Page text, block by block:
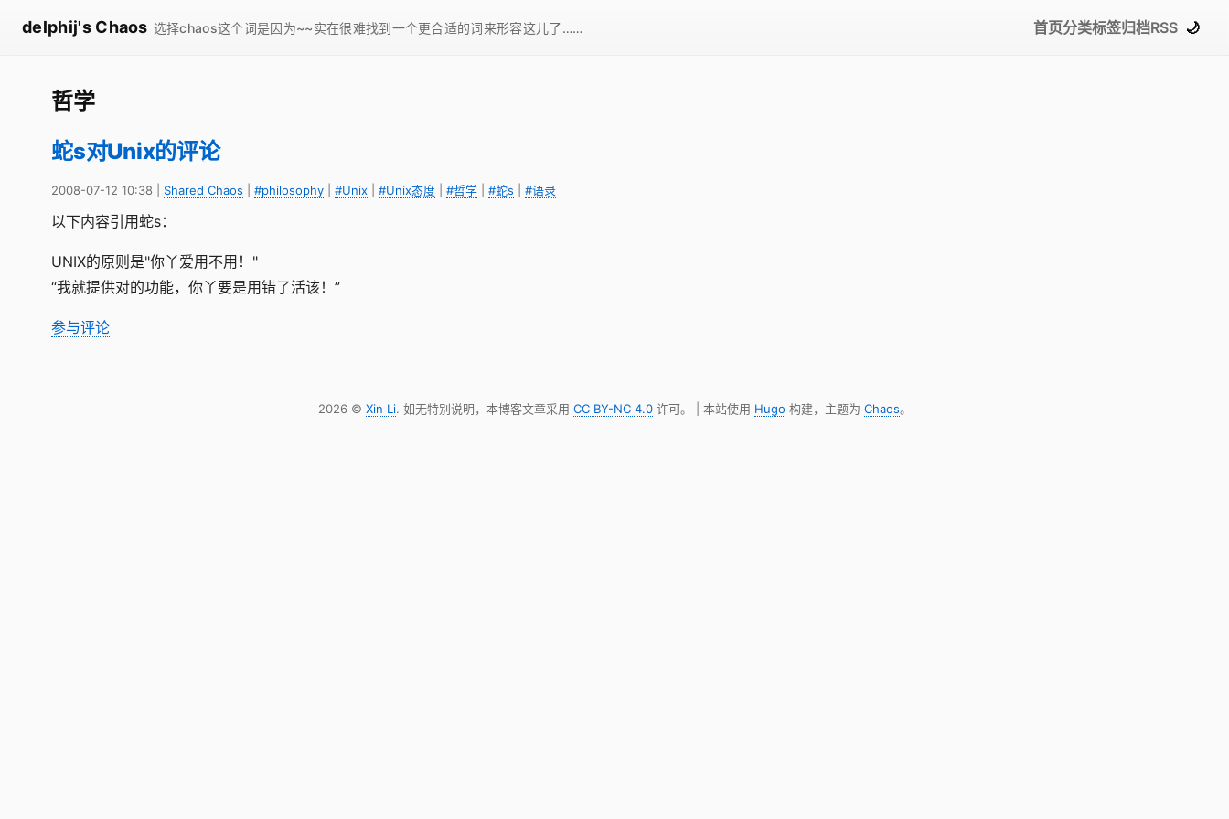
delphij's Chaos 选择chaos这个词是因为~~实在很难找到一个更合适的词来形容这儿了…… 首页分类标签归档RSS 🌙
哲学
蛇s对Unix的评论
2008-07-12 10:38 Shared Chaos #philosophy #Unix #Unix态度 #哲学 #蛇s #语录
以下内容引用蛇s：
UNIX的原则是"你丫爱用不用！"
“我就提供对的功能，你丫要是用错了活该！”
参与评论
2026 © Xin Li. 如无特别说明，本博客文章采用 CC BY-NC 4.0许可。 | 本站使用 Hugo 构建，主题为 Chaos。